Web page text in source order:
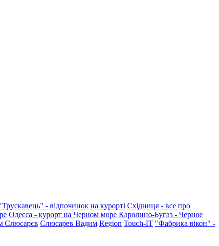
- відпочинок на курорті Східниця - все про
Одесса - курорт на Черном море Каролино-Бугаз - Черное
Слюсарєв Слюсарев Вадим Region Touch-IT "Фабрика вікон" -